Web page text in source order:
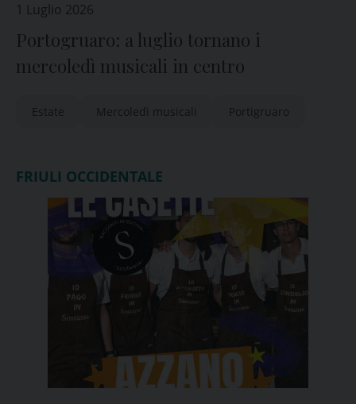
1 Luglio 2026
Portogruaro: a luglio tornano i
mercoledì musicali in centro
Estate Mercoledì musicali Portigruaro
FRIULI OCCIDENTALE